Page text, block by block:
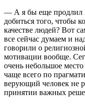
— А я бы еще продлил
добиться того, чтобы
качестве людей? Вот
все сейчас думаем и
говорили о
мотивации вообще.
очень небольшое
чаще всего по
верующий человек не
принятии важных